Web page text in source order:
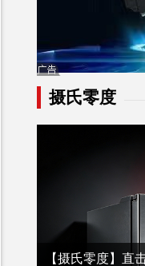
摄氏零度
【摄氏零度】直